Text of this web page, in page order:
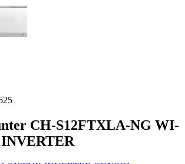
CH-S12FTXLA-NG WI-